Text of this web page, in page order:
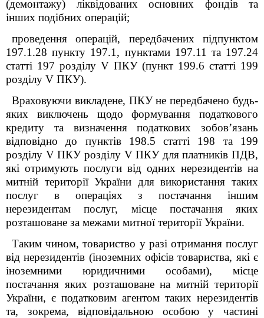
(демонтажу) ліквідованих основних фондів та
інших подібних операцій;
проведення операцій, передбачених підпунктом
197.1.28 пункту 197.1, пунктами 197.11 та 197.24
статті 197 розділу V ПКУ (пункт 199.6 статті 199
розділу V ПКУ).
Враховуючи викладене, ПКУ не передбачено будь-
яких виключень щодо формування податкового
кредиту та визначення податкових зобов’язань
відповідно до пунктів 198.5 статті 198 та 199
розділу V ПКУ розділу V ПКУ для платників ПДВ,
які отримують послуги від одних нерезидентів на
митній території України для використання таких
послуг в операціях з постачання іншим
нерезидентам послуг, місце постачання яких
розташоване за межами митної території України.
Таким чином, товариство у разі отримання послуг
від нерезидентів (іноземних офісів товариства, які є
іноземними юридичними особами), місце
постачання яких розташоване на митній території
України, є податковим агентом таких нерезидентів
та, зокрема, відповідальною особою у частині